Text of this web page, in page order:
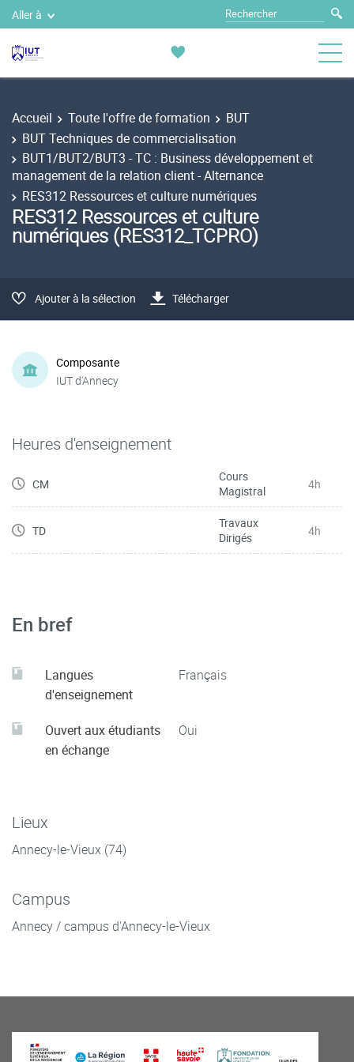
Aller à
Accueil Toute l'offre de formation
BUT
BUT Techniques de commercialisation
BUT1/BUT2/BUT3 - TC : Business développement et
management de la relation client - Alternance
RES312 Ressources et culture numériques
RES312 Ressources et culture
numériques (RES312_TCPRO)
Ajouter à la sélection Télécharger
Composante
IUT d'Annecy
Heures d'enseignement
CM
Cours
Magistral
4h
TD
Travaux
Dirigés
4h
En bref
Langues
d'enseignement
Français
Ouvert aux étudiants
en échange
Oui
Lieux
Annecy-le-Vieux (74)
Campus
Annecy / campus d'Annecy-le-Vieux